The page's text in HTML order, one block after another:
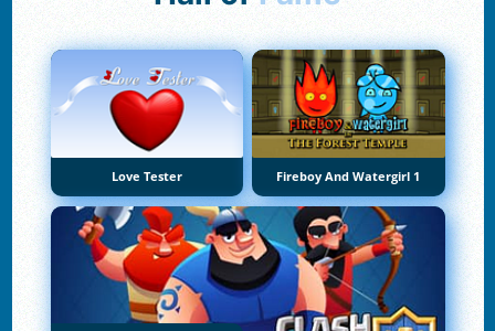
Love Tester Fireboy And Watergirl 1